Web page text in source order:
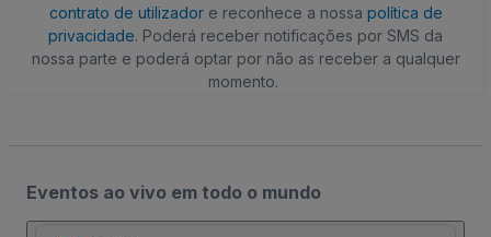
contrato de utilizadore reconhece a nossa política de
privacidade. Poderá receber notificações por SMS da
nossa parte e poderá optar por não as receber a qualquer
momento.
Eventos ao vivo em todo o mundo